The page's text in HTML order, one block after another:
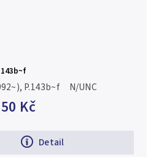
50 Kč
Detail
P.143b~f N/UNC